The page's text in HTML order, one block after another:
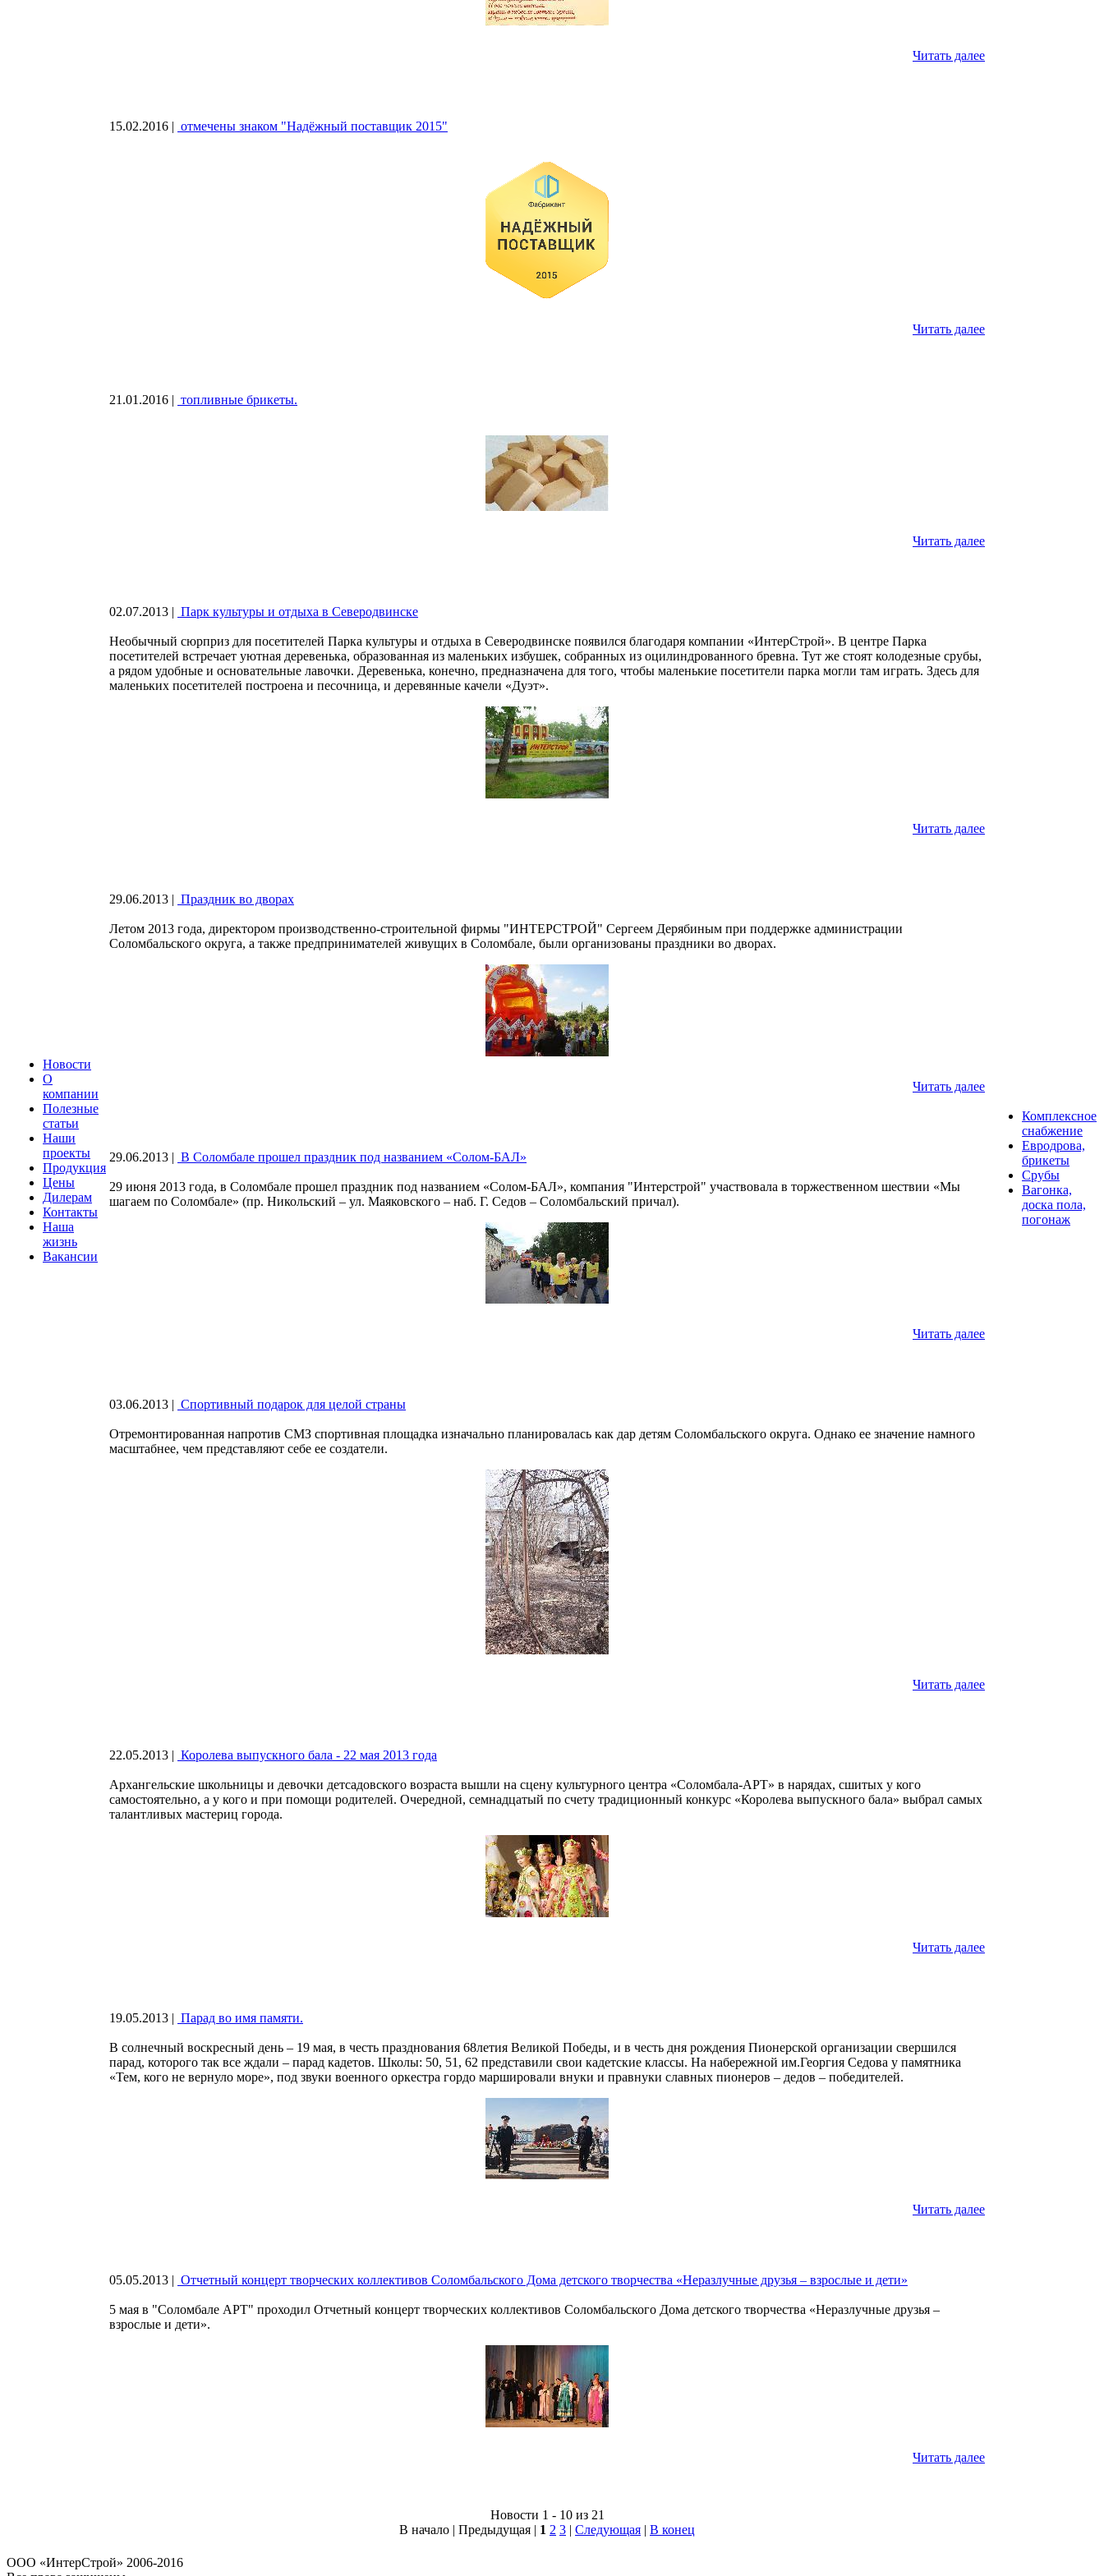
Новости
О
компании
Полезные
статьи
Наши
проекты
Продукция
Цены
Дилерам
Контакты
Наша
жизнь
Вакансии
Читать далее
15.02.2016 | отмечены знаком "Надёжный поставщик 2015"
Читать далее
21.01.2016 | топливные брикеты.
Читать далее
02.07.2013 | Парк культуры и отдыха в Северодвинске
Необычный сюрприз для посетителей Парка культуры и отдыха в Северодвинске появился благодаря компании «ИнтерCтрой». В центре Парка
посетителей встречает уютная деревенька, образованная из маленьких избушек, собранных из оцилиндрованного бревна. Тут же стоят колодезные срубы,
а рядом удобные и основательные лавочки. Деревенька, конечно, предназначена для того, чтобы маленькие посетители парка могли там играть. Здесь для
маленьких посетителей построена и песочница, и деревянные качели «Дуэт».
Читать далее
29.06.2013 | Праздник во дворах
Летом 2013 года, директором производственно-строительной фирмы "ИНТЕРСТРОЙ" Сергеем Дерябиным при поддержке администрации
Соломбальского округа, а также предпринимателей живущих в Соломбале, были организованы праздники во дворах.
Читать далее
29.06.2013 | В Соломбале прошел праздник под названием «Солом-БАЛ»
29 июня 2013 года, в Соломбале прошел праздник под названием «Солом-БАЛ», компания "Интерстрой" участвовала в торжественном шествии «Мы
шагаем по Соломбале» (пр. Никольский – ул. Маяковского – наб. Г. Седов – Соломбальский причал).
Читать далее
03.06.2013 | Спортивный подарок для целой страны
Отремонтированная напротив СМЗ спортивная площадка изначально планировалась как дар детям Соломбальского округа. Однако ее значение намного
масштабнее, чем представляют себе ее создатели.
Читать далее
22.05.2013 | Королева выпускного бала - 22 мая 2013 года
Архангельские школьницы и девочки детсадовского возраста вышли на сцену культурного центра «Соломбала-АРТ» в нарядах, сшитых у кого
самостоятельно, а у кого и при помощи родителей. Очередной, семнадцатый по счету традиционный конкурс «Королева выпускного бала» выбрал самых
талантливых мастериц города.
Читать далее
19.05.2013 | Парад во имя памяти.
В солнечный воскресный день – 19 мая, в честь празднования 68летия Великой Победы, и в честь дня рождения Пионерской организации свершился
парад, которого так все ждали – парад кадетов. Школы: 50, 51, 62 представили свои кадетские классы. На набережной им.Георгия Седова у памятника
«Тем, кого не вернуло море», под звуки военного оркестра гордо маршировали внуки и правнуки славных пионеров – дедов – победителей.
Читать далее
05.05.2013 | Отчетный концерт творческих коллективов Соломбальского Дома детского творчества «Неразлучные друзья – взрослые и дети»
5 мая в "Соломбале АРТ" проходил Отчетный концерт творческих коллективов Соломбальского Дома детского творчества «Неразлучные друзья –
взрослые и дети».
Читать далее
Новости 1 - 10 из 21
В начало | Предыдущая | 1 2 3 | Следующая | В конец
Комплексное
снабжение
Евродрова,
брикеты
Срубы
Вагонка,
доска пола,
погонаж
OOO «ИнтерСтрой» 2006-2016